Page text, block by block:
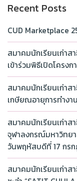
Recent Posts
CUD Marketplace
สมาคมนักเรียนเก่าส
เข้าร่วมพิธีเปิดโครง
สมาคมนักเรียนเก่าส
เกษียณอายุการทำงา
สมาคมนักเรียนเก่าส
จุฬาลงกรณ์มหาวิทยา
วันพฤหัสบดีที่ 17 กร
สมาคมนักเรียนเก่าส